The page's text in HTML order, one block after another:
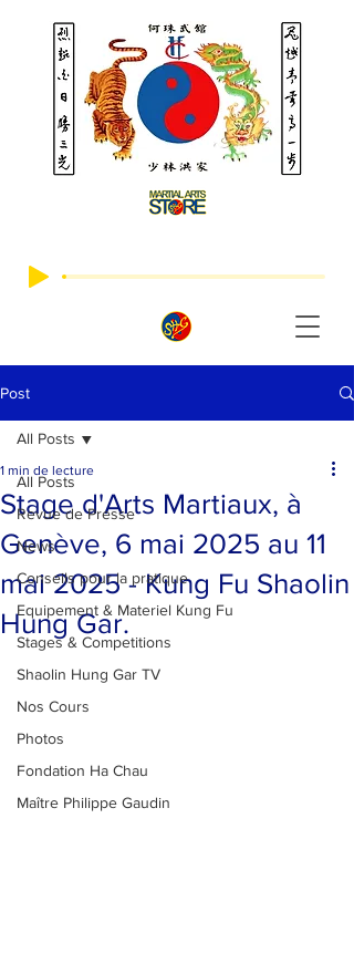
Post
All Posts
Revue de Presse
News
Conseils pour la pratique
Equipement & Materiel Kung Fu
Stages & Competitions
Shaolin Hung Gar TV
Nos Cours
Photos
Fondation Ha Chau
Maître Philippe Gaudin
All Posts
Stage d'Arts Martiaux, à
Genève, 6 mai 2025 au 11
mai 2025 - Kung Fu Shaolin
Hung Gar.
1 min de lecture